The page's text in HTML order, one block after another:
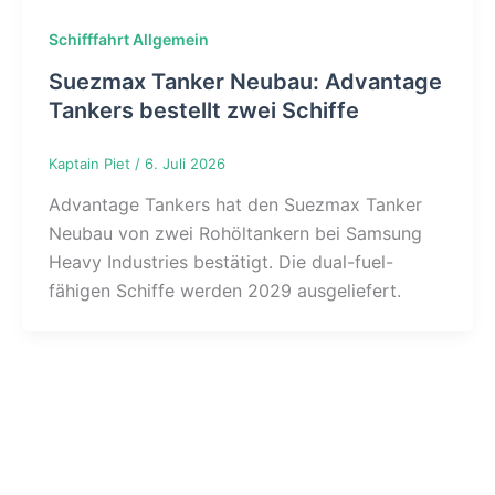
Schifffahrt Allgemein
Suezmax Tanker Neubau: Advantage
Tankers bestellt zwei Schiffe
Kaptain Piet / 6. Juli 2026
Advantage Tankers hat den Suezmax Tanker
Neubau von zwei Rohöltankern bei Samsung
Heavy Industries bestätigt. Die dual-fuel-
fähigen Schiffe werden 2029 ausgeliefert.